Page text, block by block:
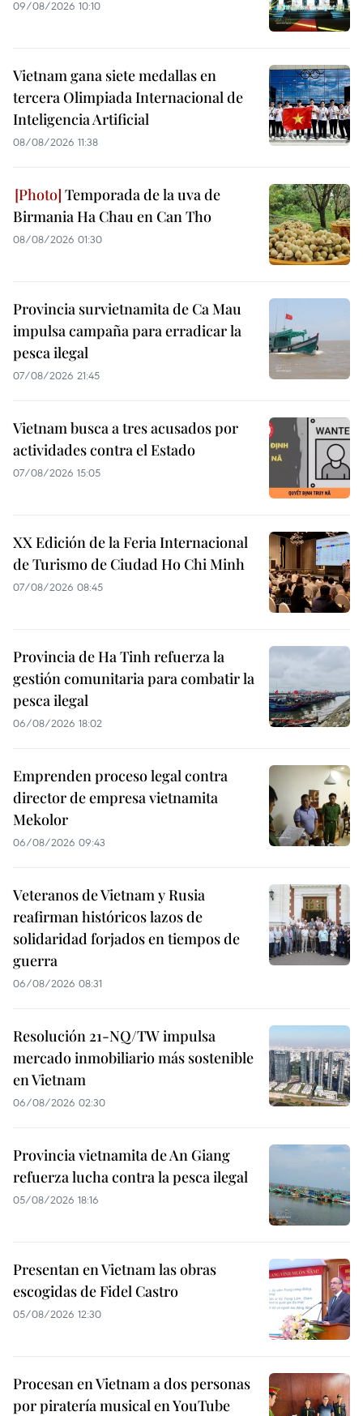
09/08/2026 10:10
Vietnam gana siete medallas en
tercera Olimpiada Internacional de
Inteligencia Artificial
08/08/2026 11:38
Temporada de la uva de
Birmania Ha Chau en Can Tho
08/08/2026 01:30
Provincia survietnamita de Ca Mau
impulsa campaña para erradicar la
pesca ilegal
07/08/2026 21:45
Vietnam busca a tres acusados por
actividades contra el Estado
07/08/2026 15:05
XX Edición de la Feria Internacional
de Turismo de Ciudad Ho Chi Minh
07/08/2026 08:45
Provincia de Ha Tinh refuerza la
gestión comunitaria para combatir la
pesca ilegal
06/08/2026 18:02
Emprenden proceso legal contra
director de empresa vietnamita
Mekolor
06/08/2026 09:43
Veteranos de Vietnam y Rusia
reafirman históricos lazos de
solidaridad forjados en tiempos de
guerra
06/08/2026 08:31
Resolución 21-NQ/TW impulsa
mercado inmobiliario más sostenible
en Vietnam
06/08/2026 02:30
Provincia vietnamita de An Giang
refuerza lucha contra la pesca ilegal
05/08/2026 18:16
Presentan en Vietnam las obras
escogidas de Fidel Castro
05/08/2026 12:30
Procesan en Vietnam a dos personas
por piratería musical en YouTube